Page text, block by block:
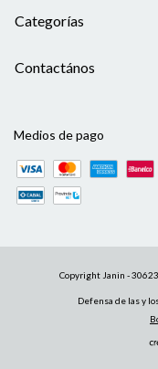
Categorías
Contactános
Medios de pago
Copyright Janin -
Defensa de las y